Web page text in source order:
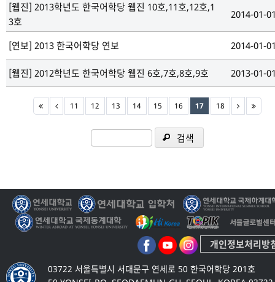
[웹진] 2013학년도 한국어학당 웹진 10호,11호,12호,1
3호
2014-01-
[연보] 2013 한국어학당 연보 2014-01-
[웹진] 2012학년도 한국어학당 웹진 6호,7호,8호,9호 2013-01-
11 12 13 14 15 16 17 18
검색
03722 서울특별시 서대문구 연세로 50 한국어학당 201호
개인정보처리방